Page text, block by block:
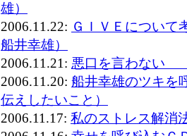
雄）
2006.11.22: ＧＩＶＥについ
船井幸雄）
2006.11.21: 悪口を言わない
2006.11.20: 船井幸雄のツキを
伝えしたいこと）
2006.11.17: 私のストレス解消